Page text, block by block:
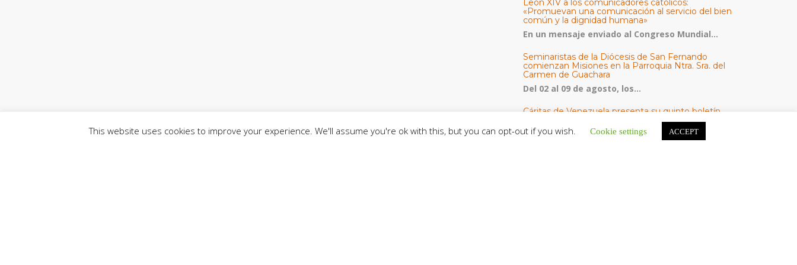
León XIV a los comunicadores católicos:
«Promuevan una comunicación al servicio del bien
común y la dignidad humana»
En un mensaje enviado al Congreso Mundial...
Seminaristas de la Diócesis de San Fernando
comienzan Misiones en la Parroquia Ntra. Sra. del
Carmen de Guachara
Del 02 al 09 de agosto, los...
Cáritas de Venezuela presenta su quinto boletín
sobre la atención a familias tras los terremotos
Cáritas de Venezuela publicó este martes 4...
This website uses cookies to improve your experience. We'll assume you're ok with this, but you can opt-out if you wish. Cookie settings ACCEPT